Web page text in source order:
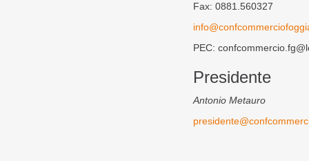
Fax: 0881.560327
PEC:
Presidente
Antonio Metauro